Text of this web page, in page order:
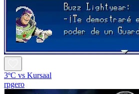
3ºC vs Kursaal
rpgero